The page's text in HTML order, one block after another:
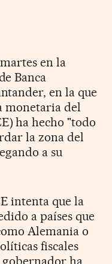
en la
Banca
en la que
monetaria del
ha hecho "todo
la zona del
a su
intenta que la
a países que
Alemania o
fiscales
gobernador ha